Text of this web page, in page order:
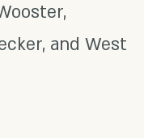
and West